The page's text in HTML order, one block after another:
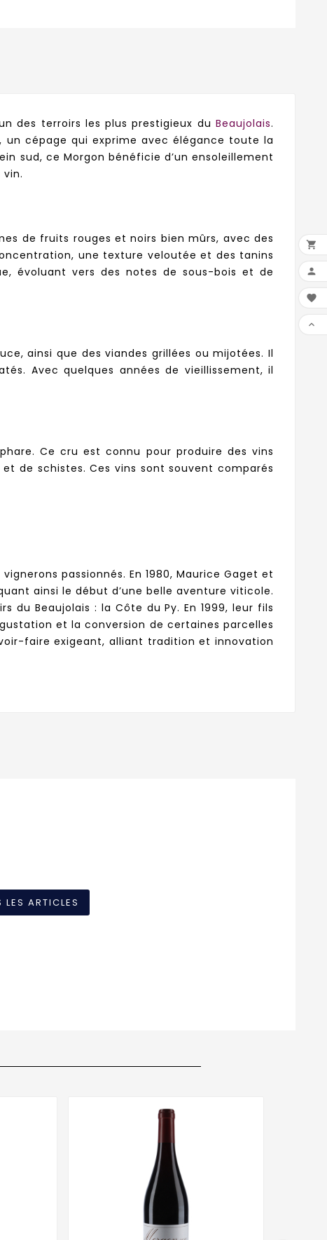
des terroirs les plus prestigieux du Beaujolais.
cépage qui exprime avec élégance toute la
sud, ce Morgon bénéficie d’un ensoleillement
de fruits rouges et noirs bien mûrs, avec des
une texture veloutée et des tanins
évoluant vers des notes de sous-bois et de
ainsi que des viandes grillées ou mijotées. Il
Avec quelques années de vieillissement, il
Ce cru est connu pour produire des vins
de schistes. Ces vins sont souvent comparés
passionnés. En 1980, Maurice Gaget et
ainsi le début d’une belle aventure viticole.
du Beaujolais : la Côte du Py. En 1999, leur fils
et la conversion de certaines parcelles
faire exigeant, alliant tradition et innovation
ARTICLES



